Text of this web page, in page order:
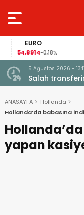
EURO
54,8914-0,18%
5 Ağustos 2026 -
Salah
büyük heyecan
ANASAYFA
Hollanda
Hollanda’da babasına
yapan